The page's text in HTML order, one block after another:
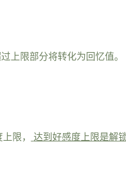
上限部分将转化为回忆值。
限，
达到好感度上限是解